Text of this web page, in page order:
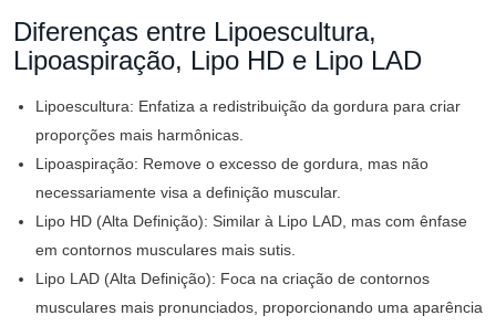
Diferenças entre Lipoescultura,
Lipoaspiração, Lipo HD e Lipo LAD
Lipoescultura: Enfatiza a redistribuição da gordura para criar
proporções mais harmônicas.
Lipoaspiração: Remove o excesso de gordura, mas não
necessariamente visa a definição muscular.
Lipo HD (Alta Definição): Similar à Lipo LAD, mas com ênfase
em contornos musculares mais sutis.
Lipo LAD (Alta Definição): Foca na criação de contornos
musculares mais pronunciados, proporcionando uma aparência